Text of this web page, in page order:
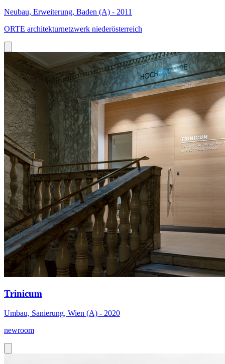
Neubau, Erweiterung, Baden (A) - 2011
ORTE architekturnetzwerk niederösterreich
Trinicum
Umbau, Sanierung, Wien (A) - 2020
newroom